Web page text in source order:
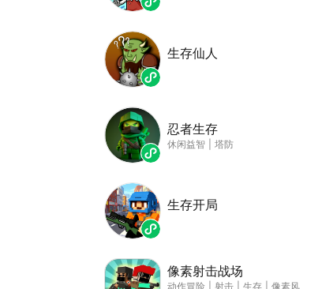
生存仙人
忍者生存
休闲益智 塔防
生存开局
像素射击战场
动作冒险 射击 生存
像素风